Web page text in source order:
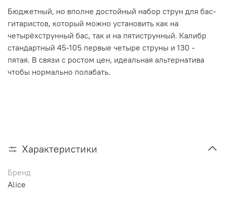
Бюджетный, но вполне достойный набор струн для бас-
гитаристов, который можно установить как на
четырёхструнный бас, так и на пятиструнный. Калибр
стандартный 45-105 первые четыре струны и 130 -
пятая. В связи с ростом цен, идеальная альтернатива
чтобы нормально полабать.
Характеристики
Бренд
Alice